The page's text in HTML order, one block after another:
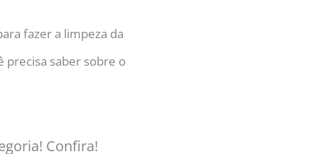
fazer a limpeza da
precisa saber sobre o
Confira!